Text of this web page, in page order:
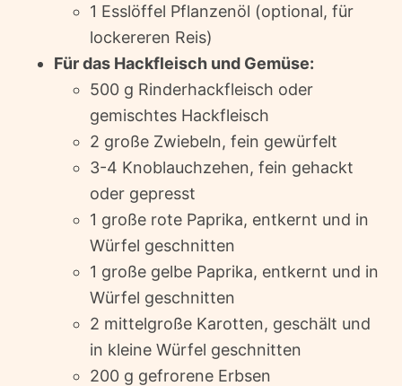
1 Esslöffel Pflanzenöl (optional, für
lockereren Reis)
Für das Hackfleisch und Gemüse:
500 g Rinderhackfleisch oder
gemischtes Hackfleisch
2 große Zwiebeln, fein gewürfelt
3-4 Knoblauchzehen, fein gehackt
oder gepresst
1 große rote Paprika, entkernt und in
Würfel geschnitten
1 große gelbe Paprika, entkernt und in
Würfel geschnitten
2 mittelgroße Karotten, geschält und
in kleine Würfel geschnitten
200 g gefrorene Erbsen